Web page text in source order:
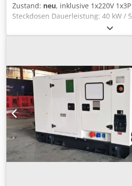
Zustand: neu, inklusive 1x220V
Steckdosen Dauerleistung: 40 kW /
4DX-65D, 4 Zylinder, Wassergekühlt
oder Leistungschalter Frequenz: 50
V inkl. elektronische
Netzeinspeising Chsdpfsh R Tklox
Notstromaggregat mit Schallschutz